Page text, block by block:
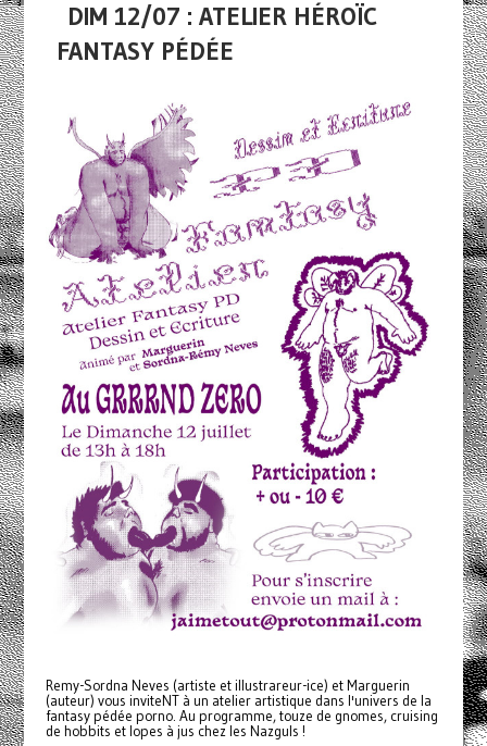
DIM 12/07 : ATELIER HÉROÏC
FANTASY PÉDÉE
Remy-Sordna Neves (artiste et illustrareur-ice) et Marguerin
(auteur) vous inviteNT à un atelier artistique dans l'univers de la
fantasy pédée porno. Au programme, touze de gnomes, cruising
de hobbits et lopes à jus chez les Nazguls !